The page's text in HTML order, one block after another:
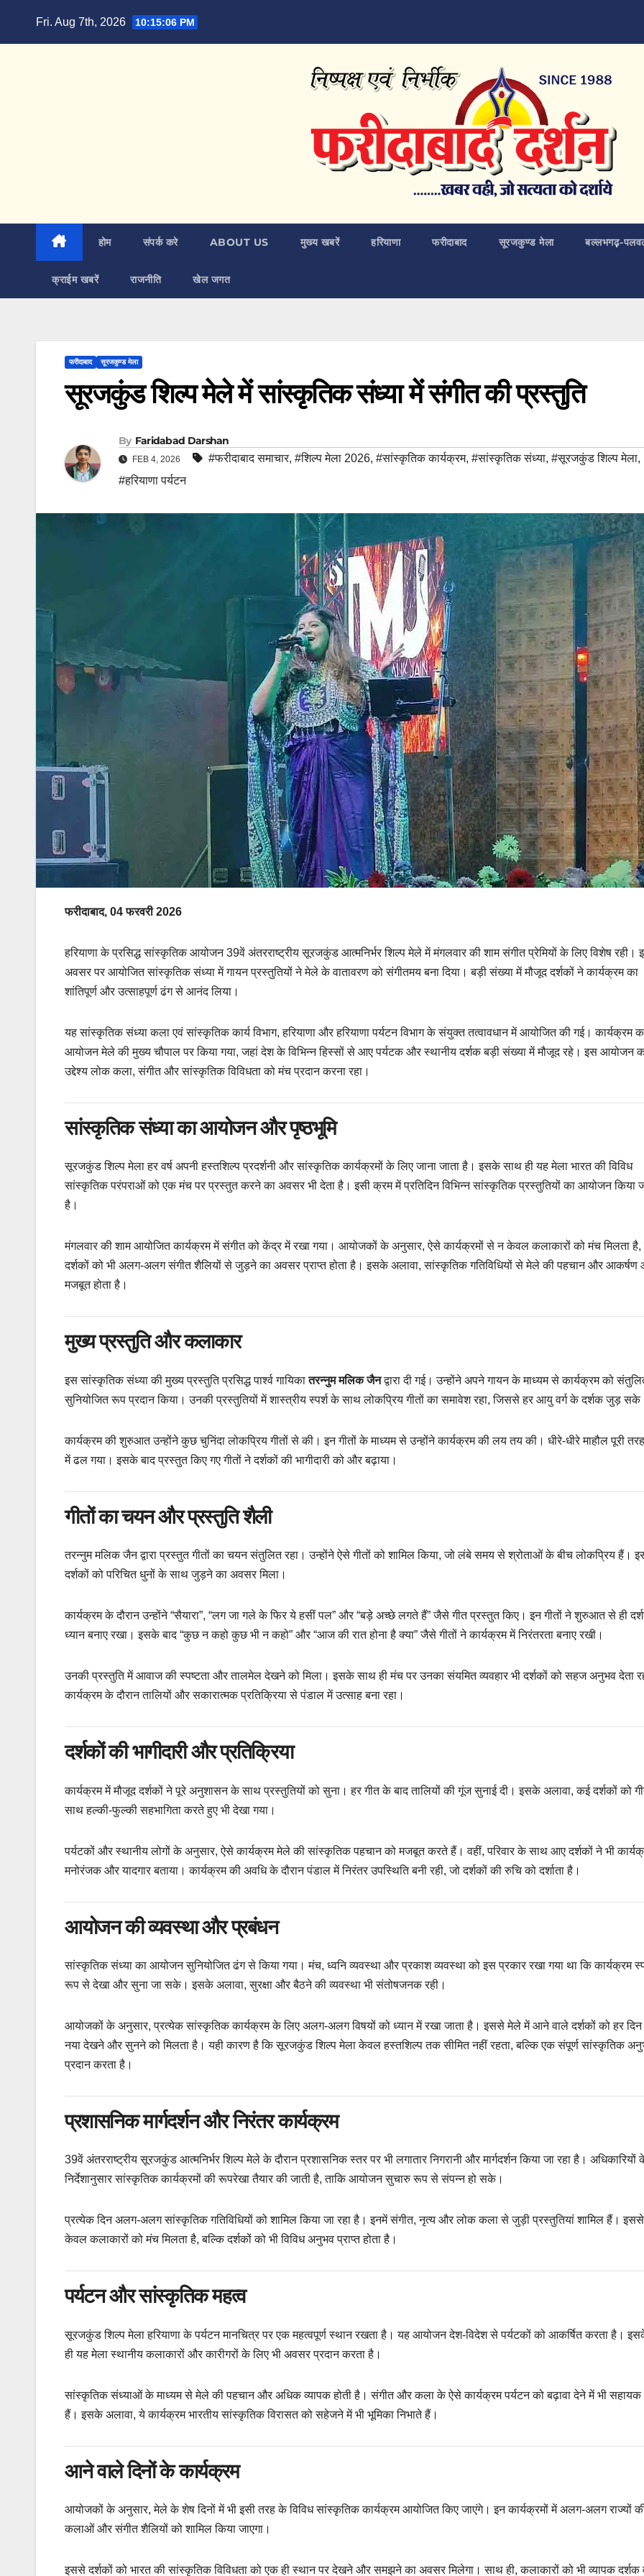
Fri. Aug 7th, 2026 10:15:07 PM
होम संपर्क करे ABOUT US मुख्य खबरें हरियाणा फरीदाबाद सूरजकुण्ड मेला बल्लभगढ़़-
क्राईम खबरें राजनीति खेल जगत
फरीदाबाद सूरजकुण्ड मेला
सूरजकुंड शिल्प मेले में सांस्कृतिक संध्या में संगीत की प्रस्तुति
By Faridabad Darshan
FEB 4, 2026 #फरीदाबाद समाचार, #शिल्प मेला 2026, #सांस्कृतिक कार्यक्रम, #सांस्कृतिक संध्या, #सूरजकुंड शिल्प मेला,
#हरियाणा पर्यटन
फरीदाबाद, 04 फरवरी 2026
हरियाणा के प्रसिद्ध सांस्कृतिक आयोजन 39वें अंतरराष्ट्रीय सूरजकुंड आत्मनिर्भर शिल्प मेले में मंगलवार की शाम संगीत प्रेमियों के लिए विशेष रही।
अवसर पर आयोजित सांस्कृतिक संध्या में गायन प्रस्तुतियों ने मेले के वातावरण को संगीतमय बना दिया। बड़ी संख्या में मौजूद दर्शकों ने कार्यक्रम का
शांतिपूर्ण और उत्साहपूर्ण ढंग से आनंद लिया।
यह सांस्कृतिक संध्या कला एवं सांस्कृतिक कार्य विभाग, हरियाणा और हरियाणा पर्यटन विभाग के संयुक्त तत्वावधान में आयोजित की गई। कार्यक्रम
आयोजन मेले की मुख्य चौपाल पर किया गया, जहां देश के विभिन्न हिस्सों से आए पर्यटक और स्थानीय दर्शक बड़ी संख्या में मौजूद रहे। इस आयोजन
उद्देश्य लोक कला, संगीत और सांस्कृतिक विविधता को मंच प्रदान करना रहा।
सांस्कृतिक संध्या का आयोजन और पृष्ठभूमि
सूरजकुंड शिल्प मेला हर वर्ष अपनी हस्तशिल्प प्रदर्शनी और सांस्कृतिक कार्यक्रमों के लिए जाना जाता है। इसके साथ ही यह मेला भारत की विविध
सांस्कृतिक परंपराओं को एक मंच पर प्रस्तुत करने का अवसर भी देता है। इसी क्रम में प्रतिदिन विभिन्न सांस्कृतिक प्रस्तुतियों का आयोजन किया
है।
मंगलवार की शाम आयोजित कार्यक्रम में संगीत को केंद्र में रखा गया। आयोजकों के अनुसार, ऐसे कार्यक्रमों से न केवल कलाकारों को मंच मिलता है,
दर्शकों को भी अलग-अलग संगीत शैलियों से जुड़ने का अवसर प्राप्त होता है। इसके अलावा, सांस्कृतिक गतिविधियों से मेले की पहचान और आकर्षण
मजबूत होता है।
मुख्य प्रस्तुति और कलाकार
इस सांस्कृतिक संध्या की मुख्य प्रस्तुति प्रसिद्ध पार्श्व गायिकातरन्नुम मलिक जैनद्वारा दी गई। उन्होंने अपने गायन के माध्यम से कार्यक्रम को
सुनियोजित रूप प्रदान किया। उनकी प्रस्तुतियों में शास्त्रीय स्पर्श के साथ लोकप्रिय गीतों का समावेश रहा, जिससे हर आयु वर्ग के दर्शक जुड़
कार्यक्रम की शुरुआत उन्होंने कुछ चुनिंदा लोकप्रिय गीतों से की। इन गीतों के माध्यम से उन्होंने कार्यक्रम की लय तय की। धीरे-धीरे माहौल पूरी
में ढल गया। इसके बाद प्रस्तुत किए गए गीतों ने दर्शकों की भागीदारी को और बढ़ाया।
गीतों का चयन और प्रस्तुति शैली
तरन्नुम मलिक जैन द्वारा प्रस्तुत गीतों का चयन संतुलित रहा। उन्होंने ऐसे गीतों को शामिल किया, जो लंबे समय से श्रोताओं के बीच लोकप्रिय हैं।
दर्शकों को परिचित धुनों के साथ जुड़ने का अवसर मिला।
कार्यक्रम के दौरान उन्होंने “सैयारा”, “लग जा गले के फिर ये हसीं पल” और “बड़े अच्छे लगते हैं” जैसे गीत प्रस्तुत किए। इन गीतों ने शुरुआत से ही
ध्यान बनाए रखा। इसके बाद “कुछ न कहो कुछ भी न कहो” और “आज की रात होना है क्या” जैसे गीतों ने कार्यक्रम में निरंतरता बनाए रखी।
उनकी प्रस्तुति में आवाज की स्पष्टता और तालमेल देखने को मिला। इसके साथ ही मंच पर उनका संयमित व्यवहार भी दर्शकों को सहज अनुभव देता
कार्यक्रम के दौरान तालियों और सकारात्मक प्रतिक्रिया से पंडाल में उत्साह बना रहा।
दर्शकों की भागीदारी और प्रतिक्रिया
कार्यक्रम में मौजूद दर्शकों ने पूरे अनुशासन के साथ प्रस्तुतियों को सुना। हर गीत के बाद तालियों की गूंज सुनाई दी। इसके अलावा, कई दर्शकों को
साथ हल्की-फुल्की सहभागिता करते हुए भी देखा गया।
पर्यटकों और स्थानीय लोगों के अनुसार, ऐसे कार्यक्रम मेले की सांस्कृतिक पहचान को मजबूत करते हैं। वहीं, परिवार के साथ आए दर्शकों ने भी
मनोरंजक और यादगार बताया। कार्यक्रम की अवधि के दौरान पंडाल में निरंतर उपस्थिति बनी रही, जो दर्शकों की रुचि को दर्शाता है।
आयोजन की व्यवस्था और प्रबंधन
सांस्कृतिक संध्या का आयोजन सुनियोजित ढंग से किया गया। मंच, ध्वनि व्यवस्था और प्रकाश व्यवस्था को इस प्रकार रखा गया था कि कार्यक्रम
रूप से देखा और सुना जा सके। इसके अलावा, सुरक्षा और बैठने की व्यवस्था भी संतोषजनक रही।
आयोजकों के अनुसार, प्रत्येक सांस्कृतिक कार्यक्रम के लिए अलग-अलग विषयों को ध्यान में रखा जाता है। इससे मेले में आने वाले दर्शकों को हर
नया देखने और सुनने को मिलता है। यही कारण है कि सूरजकुंड शिल्प मेला केवल हस्तशिल्प तक सीमित नहीं रहता, बल्कि एक संपूर्ण सांस्कृतिक
प्रदान करता है।
प्रशासनिक मार्गदर्शन और निरंतर कार्यक्रम
39वें अंतरराष्ट्रीय सूरजकुंड आत्मनिर्भर शिल्प मेले के दौरान प्रशासनिक स्तर पर भी लगातार निगरानी और मार्गदर्शन किया जा रहा है। अधिकारियों
निर्देशानुसार सांस्कृतिक कार्यक्रमों की रूपरेखा तैयार की जाती है, ताकि आयोजन सुचारु रूप से संपन्न हो सके।
प्रत्येक दिन अलग-अलग सांस्कृतिक गतिविधियों को शामिल किया जा रहा है। इनमें संगीत, नृत्य और लोक कला से जुड़ी प्रस्तुतियां शामिल हैं।
केवल कलाकारों को मंच मिलता है, बल्कि दर्शकों को भी विविध अनुभव प्राप्त होता है।
पर्यटन और सांस्कृतिक महत्व
सूरजकुंड शिल्प मेला हरियाणा के पर्यटन मानचित्र पर एक महत्वपूर्ण स्थान रखता है। यह आयोजन देश-विदेश से पर्यटकों को आकर्षित करता है।
ही यह मेला स्थानीय कलाकारों और कारीगरों के लिए भी अवसर प्रदान करता है।
सांस्कृतिक संध्याओं के माध्यम से मेले की पहचान और अधिक व्यापक होती है। संगीत और कला के ऐसे कार्यक्रम पर्यटन को बढ़ावा देने में भी सहायक
हैं। इसके अलावा, ये कार्यक्रम भारतीय सांस्कृतिक विरासत को सहेजने में भी भूमिका निभाते हैं।
आने वाले दिनों के कार्यक्रम
आयोजकों के अनुसार, मेले के शेष दिनों में भी इसी तरह के विविध सांस्कृतिक कार्यक्रम आयोजित किए जाएंगे। इन कार्यक्रमों में अलग-अलग राज्यों
कलाओं और संगीत शैलियों को शामिल किया जाएगा।
इससे दर्शकों को भारत की सांस्कृतिक विविधता को एक ही स्थान पर देखने और समझने का अवसर मिलेगा। साथ ही, कलाकारों को भी व्यापक दर्शक